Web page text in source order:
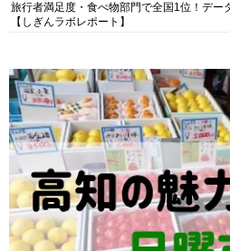
旅行者満足度・食べ物部門で全国1位！デー
【しぎんラボレポート】